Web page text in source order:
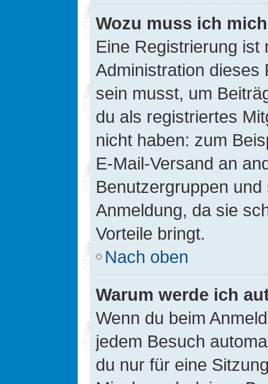
Wozu muss ich
Eine Registrierung ist
Administration dieses
sein musst, um
du als registriertes
nicht haben: zum
E-Mail-Versand an
Benutzergruppen
Anmeldung, da sie
Vorteile bringt.
Nach oben
Warum werde ich
Wenn du beim
jedem Besuch
du nur für eine